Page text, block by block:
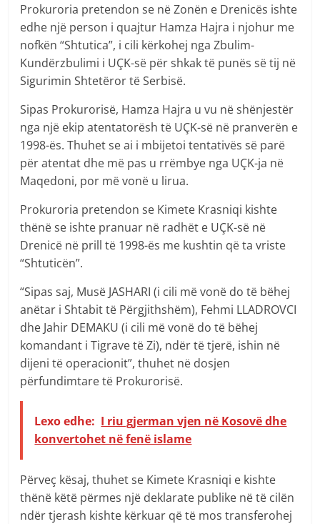
Prokuroria pretendon se në Zonën e Drenicës ishte
edhe një person i quajtur Hamza Hajra i njohur me
nofkën “Shtutica”, i cili kërkohej nga Zbulim-
Kundërzbulimi i UÇK-së për shkak të punës së tij në
Sigurimin Shtetëror të Serbisë.
Sipas Prokurorisë, Hamza Hajra u vu në shënjestër
nga një ekip atentatorësh të UÇK-së në pranverën e
1998-ës. Thuhet se ai i mbijetoi tentativës së parë
për atentat dhe më pas u rrëmbye nga UÇK-ja në
Maqedoni, por më vonë u lirua.
Prokuroria pretendon se Kimete Krasniqi kishte
thënë se ishte pranuar në radhët e UÇK-së në
Drenicë në prill të 1998-ës me kushtin që ta vriste
“Shtuticën”.
“Sipas saj, Musë JASHARI (i cili më vonë do të bëhej
anëtar i Shtabit të Përgjithshëm), Fehmi LLADROVCI
dhe Jahir DEMAKU (i cili më vonë do të bëhej
komandant i Tigrave të Zi), ndër të tjerë, ishin në
dijeni të operacionit”, thuhet në dosjen
përfundimtare të Prokurorisë.
Lexo edhe: I riu gjerman vjen në Kosovë dhe
konvertohet në fenë islame
Përveç kësaj, thuhet se Kimete Krasniqi e kishte
thënë këtë përmes një deklarate publike në të cilën
ndër tjerash kishte kërkuar që të mos transferohej